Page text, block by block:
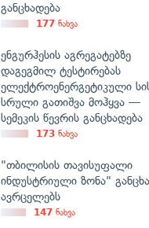
განცხადება
177 ნახვა
ენგურჰესის აგრეგატებზე
დაგეგმილ ტესტირებას
ელექტროენერგეტიკული
სრული გათიშვა მოჰყვა —
სემეკის წევრის განცხადება
173 ნახვა
"თბილისის თავისუფალი
ინდუსტრიული ზონა"
ავრცელებს
147 ნახვა